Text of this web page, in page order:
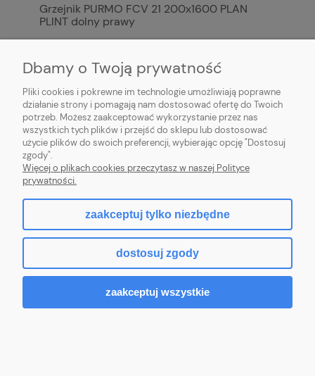
Grzejnik PURMO FCV 21 200x1600 PLAN
PLINT dolny prawy
Dbamy o Twoją prywatność
Pliki cookies i pokrewne im technologie umożliwiają poprawne
działanie strony i pomagają nam dostosować ofertę do Twoich
potrzeb. Możesz zaakceptować wykorzystanie przez nas
wszystkich tych plików i przejść do sklepu lub dostosować
użycie plików do swoich preferencji, wybierając opcję "Dostosuj
zgody".
Więcej o plikach cookies przeczytasz w naszej Polityce
prywatności.
zaakceptuj tylko niezbędne
dostosuj zgody
zaakceptuj wszystkie